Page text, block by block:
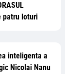
patru loturi
inteligenta a
Nicolai Nanu